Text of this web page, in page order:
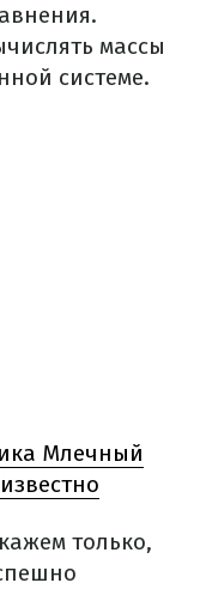
массы
системе.
Млечный
только,